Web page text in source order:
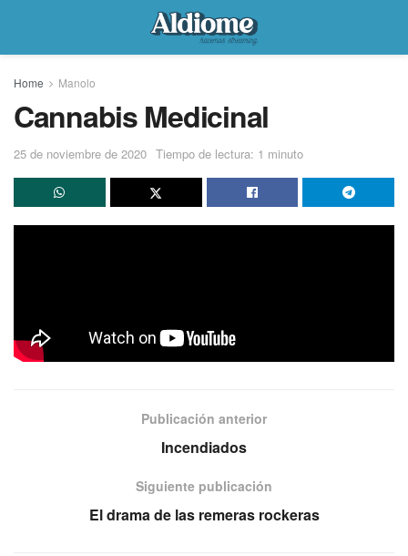
Home Manolo
Cannabis Medicinal
25 de noviembre de 2020 Tiempo de lectura: 1 minuto
norma.
Publicación anterior
Incendiados
Siguiente publicación
El drama de las remeras rockeras